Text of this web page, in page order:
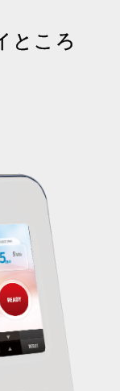
ところ